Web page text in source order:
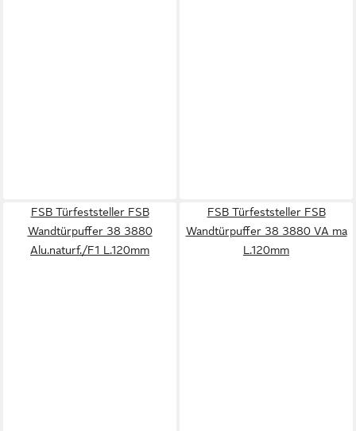
FSB Türfeststeller FSB
Wandtürpuffer 38 3880
Alu.naturf./F1 L.120mm
FSB Türfeststeller FSB
Wandtürpuffer 38 3880 VA ma
L.120mm